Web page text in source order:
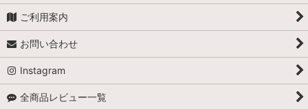
ご利用案内
お問い合わせ
Instagram
全商品レビュー一覧